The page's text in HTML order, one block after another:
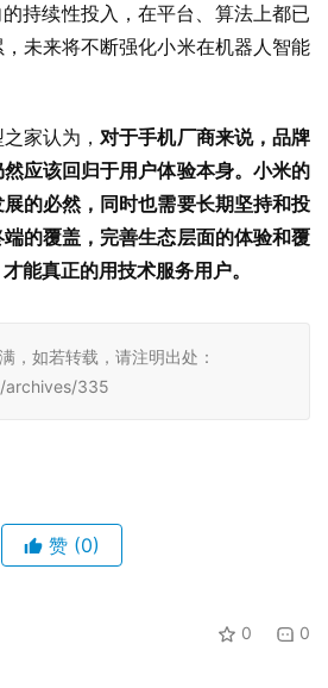
持续性投入，在平台、算法上都已
未来将不断强化小米在机器人智能
家认为，对于手机厂商来说，品牌
应该回归于用户体验本身。小米的
的必然，同时也需要长期坚持和投
的覆盖，完善生态层面的体验和覆
能真正的用技术服务用户。
，如若转载，请注明出处：
archives/335
赞 (0)
0 0